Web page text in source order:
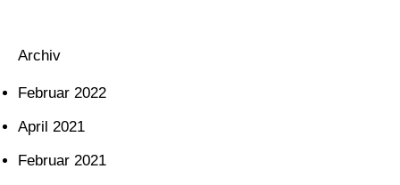
Archiv
Februar 2022
April 2021
Februar 2021